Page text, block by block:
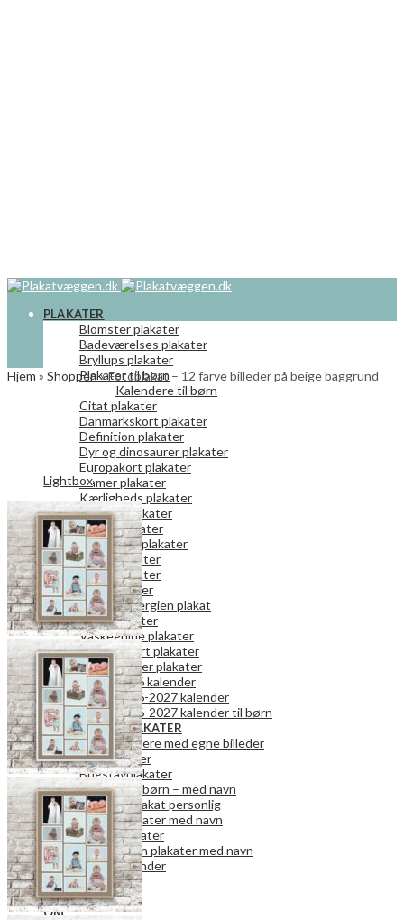
PLAKATER
Blomster plakater
Badeværelses plakater
Bryllups plakater
Plakater til børn
Kalendere til børn
Citat plakater
Danmarkskort plakater
Definition plakater
Dyr og dinosaurer plakater
Europakort plakater
Gamer plakater
Kærligheds plakater
Køkken plakater
Kunst plakater
Mor og Far plakater
Natur plakater
Retro plakater
Rum plakater
Spar på energien plakat
Teen plakater
Vaskeguide plakater
Verdenskort plakater
Vægkalender plakater
2026 kalender
2026-2027 kalender
2026-2027 kalender til børn
PERSONLIGE PLAKATER
Fotokalendere med egne billeder
Fotoplakater
Bogstavplakater
Plakater til børn – med navn
Danmark plakat personlig
Familie plakater med navn
Navne plakater
Stjernetegn plakater med navn
Familiekalender
PLAKATVÆGGE
RAMMER
OM
Hjem » Shoppen»Fotoplakat – 12 farve billeder på beige baggrund
Lightbox